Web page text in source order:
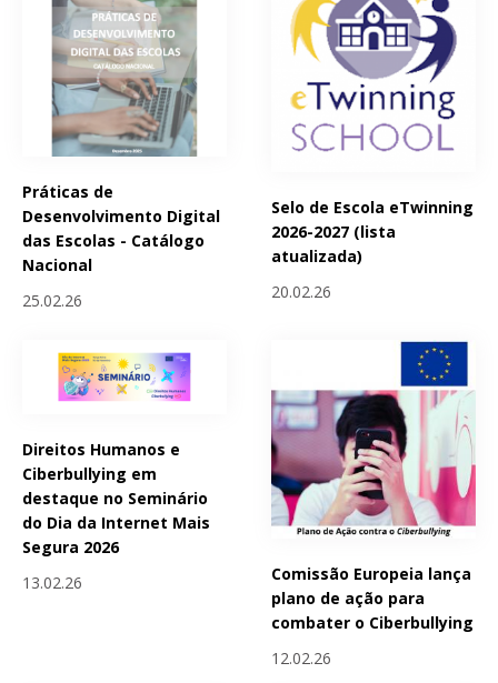
Práticas de
Desenvolvimento Digital
das Escolas - Catálogo
Nacional
25.02.26
Selo de Escola eTwinning
2026-2027 (lista
atualizada)
20.02.26
Direitos Humanos e
Ciberbullying em
destaque no Seminário
do Dia da Internet Mais
Segura 2026
13.02.26
Comissão Europeia lança
plano de ação para
combater o Ciberbullying
12.02.26